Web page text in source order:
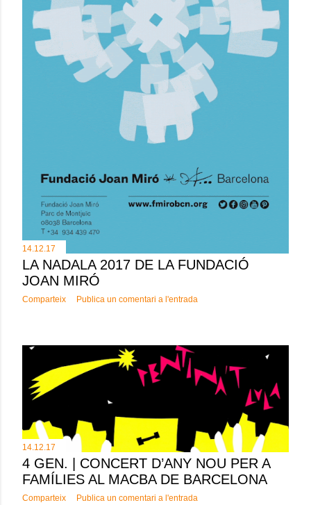
14.12.17
LA NADALA 2017 DE LA FUNDACIÓ
JOAN MIRÓ
Comparteix Publica un comentari a l'entrada
14.12.17
4 GEN. | CONCERT D’ANY NOU PER A
FAMÍLIES AL MACBA DE BARCELONA
Comparteix Publica un comentari a l'entrada